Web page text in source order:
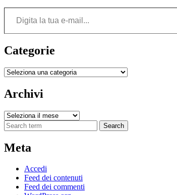
Digita la tua e-mail...
Categorie
Categorie
Archivi
Archivi
Search
Meta
Accedi
Feed dei contenuti
Feed dei commenti